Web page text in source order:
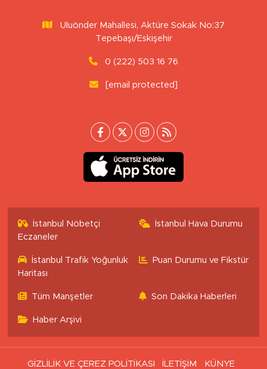
Uluönder Mahallesi, Aktüre Sokak No:37
Tepebaşı/Eskişehir
0 (222) 503 16 76
[email protected]
İstanbul Nöbetçi
Eczaneler
İstanbul Hava Durumu
İstanbul Trafik Yoğunluk
Haritası
Puan Durumu ve Fikstür
Tüm Manşetler Son Dakika Haberleri
Haber Arşivi
GİZLİLİK VE ÇEREZ POLİTİKASI İLETİŞİM
KÜNYE